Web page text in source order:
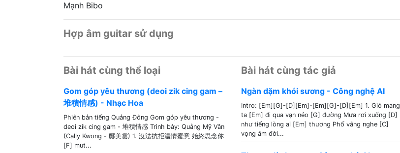
Mạnh Bibo
Hợp âm guitar sử dụng
Bài hát cùng thể loại
Gom góp yêu thương (deoi zik cing gam –
堆積情感) - Nhạc Hoa
Phiên bản tiếng Quảng Đông Gom góp yêu thương -
deoi zik cing gam - 堆積情感 Trình bày: Quảng Mỹ Vân
(Cally Kwong - 鄺美雲) 1. 沒法抗拒濃情蜜意 始終思念你
[F] mut...
Bài hát cùng tác giả
Ngàn dặm khói sương - Công nghệ AI
Intro: [Em][G]-[D][Em]-[Em][G]-[D][Em] 1. Gió mang
ta [Em] đi qua vạn nẻo [G] đường Mưa rơi xuống [D]
như tiếng lòng ai [Em] thương Phố vắng nghe [C]
vọng âm đời...